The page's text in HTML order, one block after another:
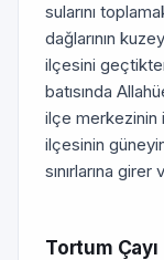
sularını
dağlarının
ilçesini
batısında
ilçe merkezinin
ilçesinin
sınırlarına
Tortum Çayı